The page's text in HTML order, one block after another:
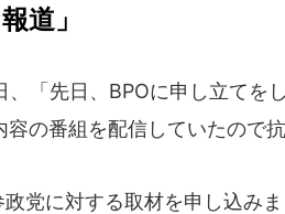
道」
「先日、BPOに申し立てを
容の番組を配信していたので
党に対する取材を申し込み